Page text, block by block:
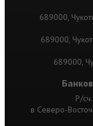
689000,
689000,
689000,
Р/
в Северо-